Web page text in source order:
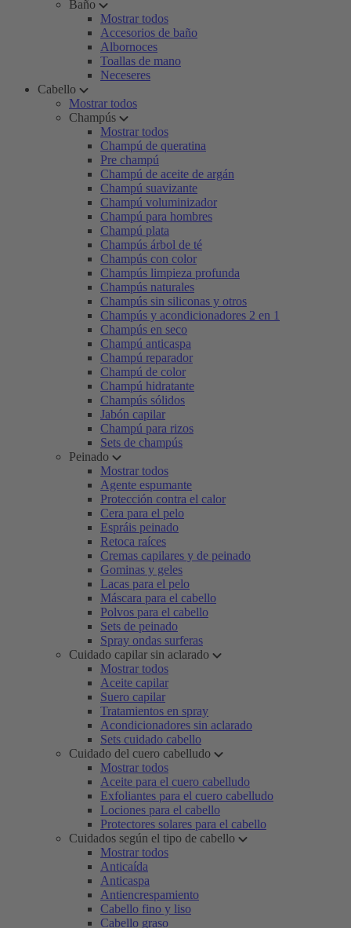
Baño
Mostrar todos
Accesorios de baño
Albornoces
Toallas de mano
Neceseres
Cabello
Mostrar todos
Champús
Mostrar todos
Champú de queratina
Pre champú
Champú de aceite de argán
Champú suavizante
Champú voluminizador
Champú para hombres
Champú plata
Champús árbol de té
Champús con color
Champús limpieza profunda
Champús naturales
Champús sin siliconas y otros
Champús y acondicionadores 2 en 1
Champús en seco
Champú anticaspa
Champú reparador
Champú de color
Champú hidratante
Champús sólidos
Jabón capilar
Champú para rizos
Sets de champús
Peinado
Mostrar todos
Agente espumante
Protección contra el calor
Cera para el pelo
Espráis peinado
Retoca raíces
Cremas capilares y de peinado
Gominas y geles
Lacas para el pelo
Máscara para el cabello
Polvos para el cabello
Sets de peinado
Spray ondas surferas
Cuidado capilar sin aclarado
Mostrar todos
Aceite capilar
Suero capilar
Tratamientos en spray
Acondicionadores sin aclarado
Sets cuidado cabello
Cuidado del cuero cabelludo
Mostrar todos
Aceite para el cuero cabelludo
Exfoliantes para el cuero cabelludo
Lociones para el cabello
Protectores solares para el cabello
Cuidados según el tipo de cabello
Mostrar todos
Anticaída
Anticaspa
Antiencrespamiento
Cabello fino y liso
Cabello graso